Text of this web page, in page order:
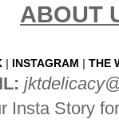
ABOUT
| INSTAGRAM | THE
Insta Story